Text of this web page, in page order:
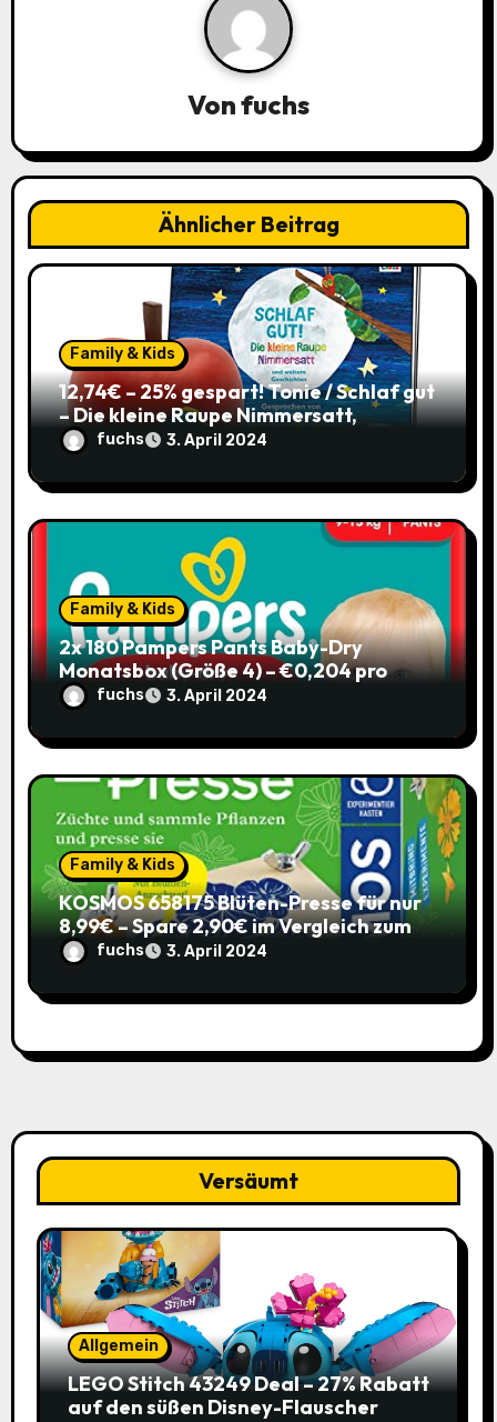
a
t
i
Vonfuchs
Ähnlicher Beitrag
Family & Kids
12,74€ – 25% gespart! Tonie / Schlaf gut
– Die kleine Raupe Nimmersatt,
Hörbuch für Kinder ab 3 / mit Coupon
fuchs 3. April 2024
Family & Kids
2x 180 Pampers Pants Baby-Dry
Monatsbox (Größe 4) – €0,204 pro
Pants (Sparabo) – Spare €38,39
fuchs 3. April 2024
Family & Kids
KOSMOS 658175 Blüten-Presse für nur
8,99€ – Spare 2,90€ im Vergleich zum
alten Preis!
fuchs 3. April 2024
Versäumt
Allgemein
LEGO Stitch 43249 Deal – 27% Rabatt
auf den süßen Disney-Flauscher